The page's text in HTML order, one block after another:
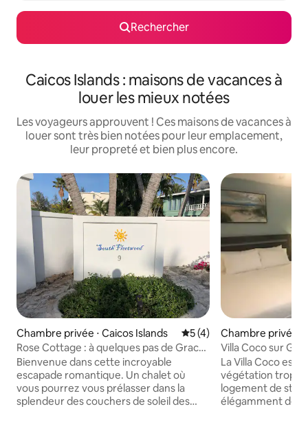
Rechercher
Caicos Islands : maisons de vacances à
louer les mieux notées
Les voyageurs approuvent ! Ces maisons de vacances à
louer sont très bien notées pour leur emplacement,
leur propreté et bien plus encore.
Chambre privée ⋅ Caicos Islands Évaluation moyenne sur
5 (4)
Rose Cottage : à quelques pas de Grace
Bay Beach !
Bienvenue dans cette incroyable
escapade romantique. Un chalet où
vous pourrez vous prélasser dans la
splendeur des couchers de soleil des
Chambre privée ⋅
Villa Coco sur
Providenciales.
La Villa Coco est
végétation
logement de
élégamment